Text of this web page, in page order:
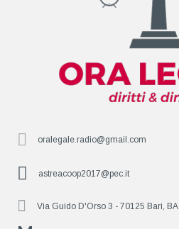
oralegale.radio@gmail.com
astreacoop2017@pec.it
Via Guido D'Orso 3 - 70125 Bari, BA